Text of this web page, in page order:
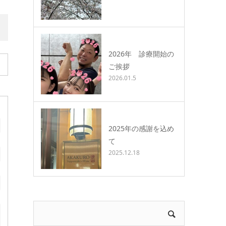
2026年 診療開始の
ご挨拶
2026.01.5
2025年の感謝を込め
て
2025.12.18